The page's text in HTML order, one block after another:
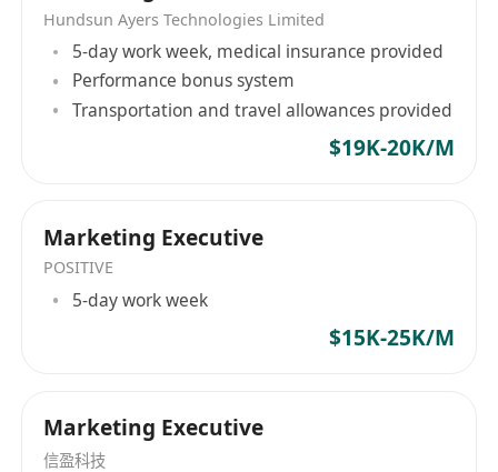
东南亚市场推广渠道。
● 拥有跨境供应链、海外电商平台或数字营销服务
团队资源。
政策与市场洞察：
● 熟练掌握粤港澳大湾区文旅产业政策，能借助政
资源支持：
●跨文化沟通
具备商务写作能力，可高效对接港澳与国际合作伙
：具备数据驱动决策能力，能同时
资源支持：
● 提供香港办公场地、跨境差旅预算及本地团队搭
Hundsun Ayers Technologies Limited
5-day work week, medical insurance provided
Performance bonus system
Transportation and travel allowances provided
$19K-20K/M
Marketing Executive
POSITIVE
5-day work week
$15K-25K/M
Marketing Executive
信盈科技